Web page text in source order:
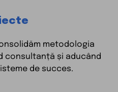
metodologia
consultanță și aducând
de succes.